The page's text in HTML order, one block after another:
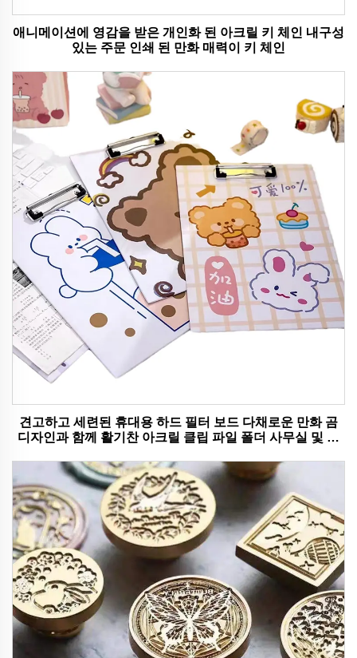
애니메이션에 영감을 받은 개인화 된 아크릴 키 체인 내구성
있는 주문 인쇄 된 만화 매력이 키 체인
견고하고 세련된 휴대용 하드 필터 보드 다채로운 만화 곰
디자인과 함께 활기찬 아크릴 클립 파일 폴더 사무실 및 학